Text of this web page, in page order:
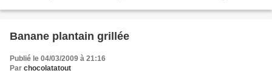
Banane plantain grillée
Publié le 04/03/2009 à 21:16
Par chocolatatout